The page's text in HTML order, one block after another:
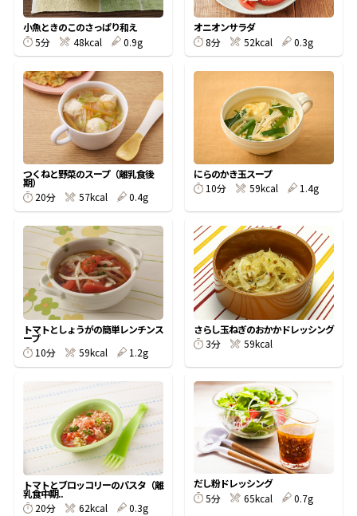
『踊り節』
鰹節屋の
だしパック
だし粉
商品情報一覧
おすすめサイト
新鮮一番
氷熟®︎
だしパック
小魚ときのこのさっぱり和え
5分
48kcal 0.9g
オニオンサラダ
8分
52kcal 0.3g
つくねと野菜のスープ（離乳食後
期）
20分
57kcal 0.4g
にらのかき玉スープ
10分
59kcal 1.4g
トマトとしょうがの簡単レンチンス
ープ
10分
59kcal 1.2g
さらし玉ねぎのおかかドレッシング
3分
59kcal
トマトとブロッコリーのパスタ（離
乳食中期..
20分
62kcal 0.3g
だし粉ドレッシング
5分
65kcal 0.7g